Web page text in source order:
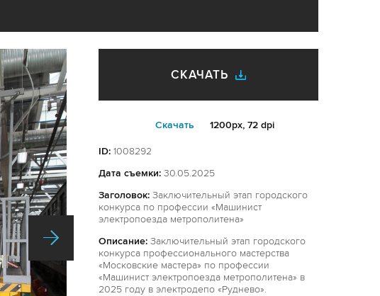
СКАЧАТЬ
Cкачать 1200px, 72 dpi
ID: 1008292
Дата съемки: 30.05.2025
Заголовок: Заключительный этап городского
конкурса по профессии «Машинист
электропоезда метрополитена»
Описание: Заключительный этап городского
конкурса профессионального мастерства
«Московские мастера» по профессии
«Машинист электропоезда метрополитена» в
2025 году в электродепо «Руднево».